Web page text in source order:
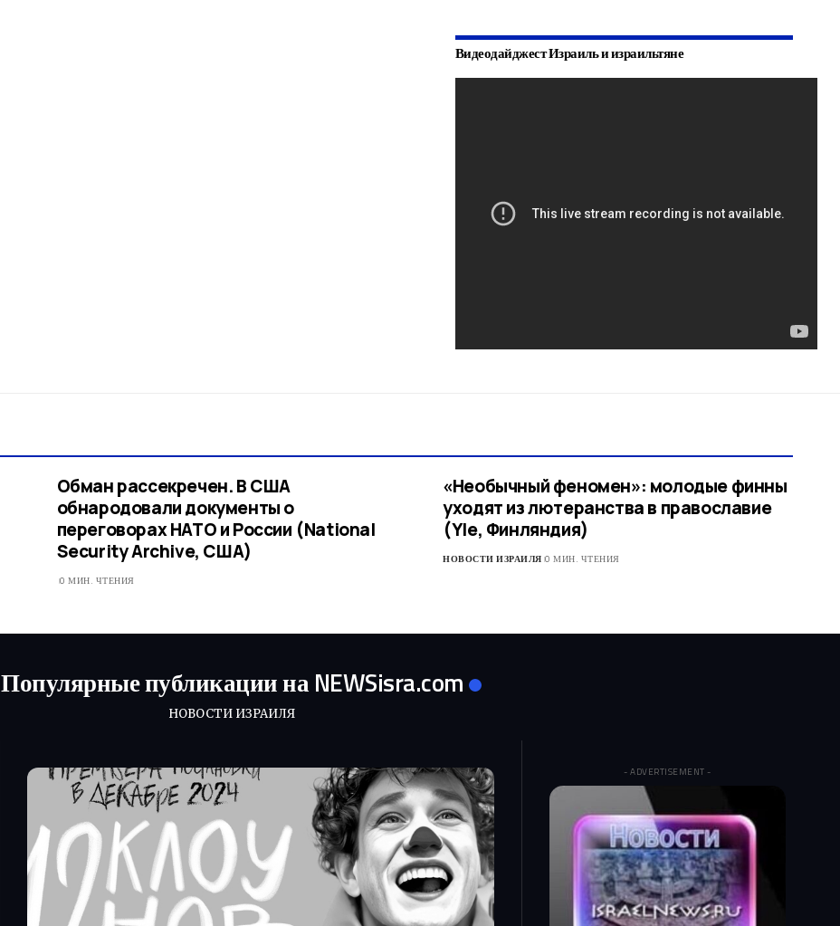
Видеодайджест Израиль и израильтяне
Обман рассекречен. В США
обнародовали документы о
переговорах НАТО и России (National
Security Archive, США)
0 МИН. ЧТЕНИЯ
«Необычный феномен»: молодые финны
уходят из лютеранства в православие
(Yle, Финляндия)
НОВОСТИ ИЗРАИЛЯ 0 МИН. ЧТЕНИЯ
Популярные публикации на NEWSisra.com
НОВОСТИ ИЗРАИЛЯ
- ADVERTISEMENT -